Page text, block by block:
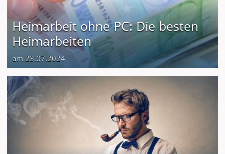
Heimarbeit ohne PC: Die besten
Heimarbeiten
am 23.07.2024